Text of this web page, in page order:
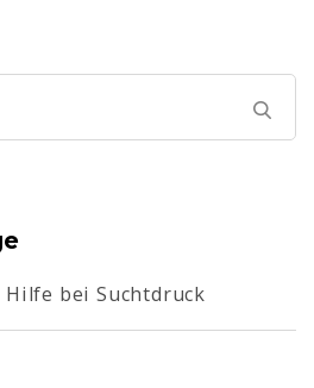
bei Suchtdruck